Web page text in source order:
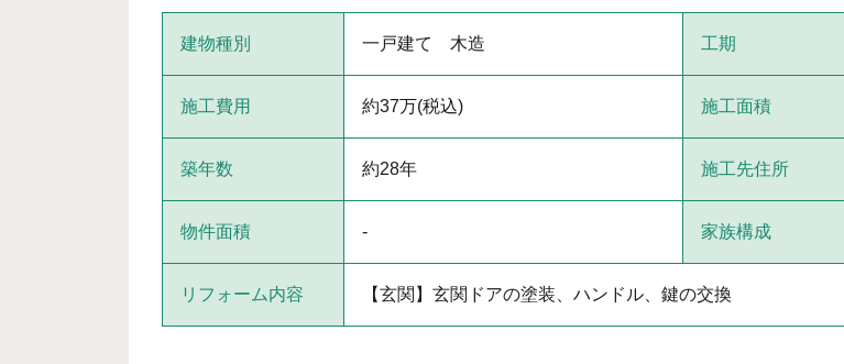
建物種別 一戸建て 木造 工期
施工費用 約37万(税込) 施工面積
築年数 約28年 施工先住所
物件面積 - 家族構成
リフォーム内容 【玄関】玄関ドアの塗装、ハンドル、鍵の交換